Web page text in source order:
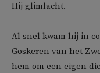
Hij glimlacht.
Al snel kwam hij in
Goskeren van het
hem om een eigen